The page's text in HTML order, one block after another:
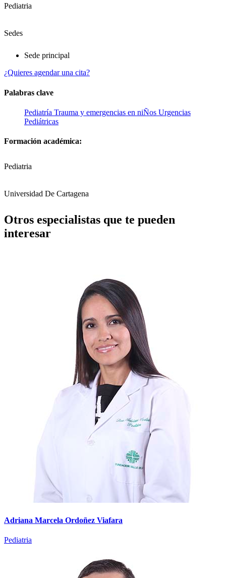
Pediatria
Sedes
Sede principal
¿Quieres agendar una cita?
Palabras clave
Pediatría Trauma y emergencias en niÑos Urgencias
Pediátricas
Formación académica:
Pediatria
Universidad De Cartagena
Otros especialistas que te pueden
interesar
Adriana Marcela Ordoñez Viafara
Pediatria